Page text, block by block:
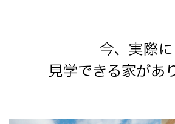
今、実際に
見学できる家があ